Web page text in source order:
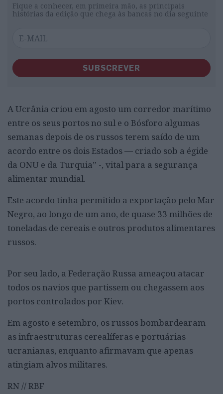
Fique a conhecer, em primeira mão, as principais
histórias da edição que chega às bancas no dia seguinte
SUBSCREVER
A Ucrânia criou em agosto um corredor marítimo
entre os seus portos no sul e o Bósforo algumas
semanas depois de os russos terem saído de um
acordo entre os dois Estados — criado sob a égide
da ONU e da Turquia” -, vital para a segurança
alimentar mundial.
Este acordo tinha permitido a exportação pelo Mar
Negro, ao longo de um ano, de quase 33 milhões de
toneladas de cereais e outros produtos alimentares
russos.
Por seu lado, a Federação Russa ameaçou atacar
todos os navios que partissem ou chegassem aos
portos controlados por Kiev.
Em agosto e setembro, os russos bombardearam
as infraestruturas cerealíferas e portuárias
ucranianas, enquanto afirmavam que apenas
atingiam alvos militares.
RN // RBF